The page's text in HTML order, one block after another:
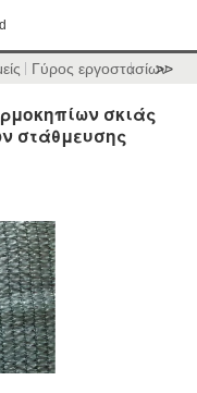
Γύρος εργοστασίων
>>
σκιάς
στάθμευσης